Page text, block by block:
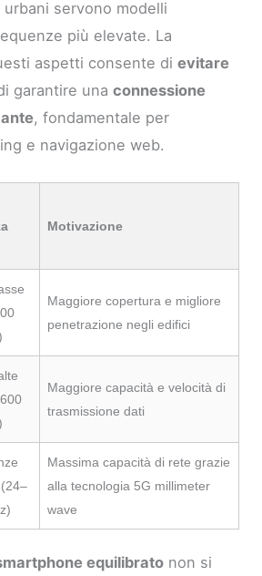
servono modelli
più elevate. La
aspetti consente dievitare
garantire unaconnessione
, fondamentale per
e navigazione web.
Motivazione
Maggiore copertura e migliore
penetrazione negli edifici
Maggiore capacità e velocità di
trasmissione dati
Massima capacità di rete grazie
alla tecnologia 5G millimeter
wave
equilibrato non si